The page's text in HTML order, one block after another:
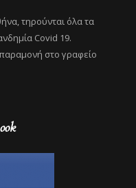
τηρούνται όλα τα
Covid 19.
στο γραφείο